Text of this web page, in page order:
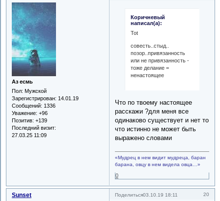
Аз есмь
Пол: Мужской
Зарегистрирован: 14.01.19
Сообщений: 1336
Уважение: +96
Позитив: +139
Последний визит:
27.03.25 11:09
Коричневый
написал(а):
Tot
совесть..стыд..
позор..привязанность
или не привязанность -
тоже делание =
ненастоящее
Что по твоему настоящее
расскажи ?для меня все
одинаково существует и нет то
что истинно не может быть
выражено словами
«Мудрец в нем видит мудреца, баран
барана, овцу в нем видела овца…»
0
Поделиться 20
03.10.19 18:11
Sunset